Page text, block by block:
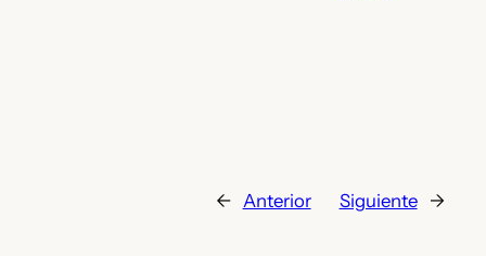
← Anterior Siguiente →